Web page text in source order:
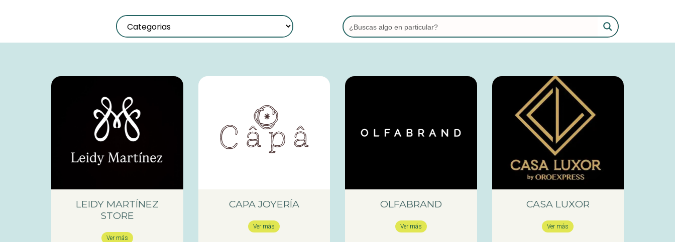
LEIDY MARTÍNEZ
STORE
Ver más
CAPA JOYERÍA
Ver más
OLFABRAND
Ver más
CASA LUXOR
Ver más